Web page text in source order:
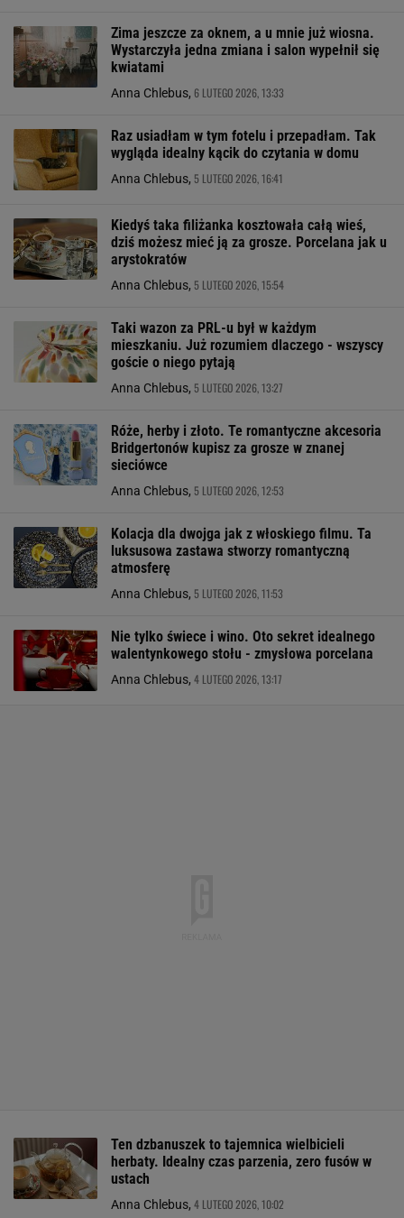
Zima jeszcze za oknem, a u mnie już wiosna.
Wystarczyła jedna zmiana i salon wypełnił się
kwiatami
Anna Chlebus, 6 LUTEGO 2026, 13:33
Raz usiadłam w tym fotelu i przepadłam. Tak
wygląda idealny kącik do czytania w domu
Anna Chlebus, 5 LUTEGO 2026, 16:41
Kiedyś taka filiżanka kosztowała całą wieś,
dziś możesz mieć ją za grosze. Porcelana jak u
arystokratów
Anna Chlebus, 5 LUTEGO 2026, 15:54
Taki wazon za PRL-u był w każdym
mieszkaniu. Już rozumiem dlaczego - wszyscy
goście o niego pytają
Anna Chlebus, 5 LUTEGO 2026, 13:27
Róże, herby i złoto. Te romantyczne akcesoria
Bridgertonów kupisz za grosze w znanej
sieciówce
Anna Chlebus, 5 LUTEGO 2026, 12:53
Kolacja dla dwojga jak z włoskiego filmu. Ta
luksusowa zastawa stworzy romantyczną
atmosferę
Anna Chlebus, 5 LUTEGO 2026, 11:53
Nie tylko świece i wino. Oto sekret idealnego
walentynkowego stołu - zmysłowa porcelana
Anna Chlebus, 4 LUTEGO 2026, 13:17
Ten dzbanuszek to tajemnica wielbicieli
herbaty. Idealny czas parzenia, zero fusów w
ustach
Anna Chlebus, 4 LUTEGO 2026, 10:02